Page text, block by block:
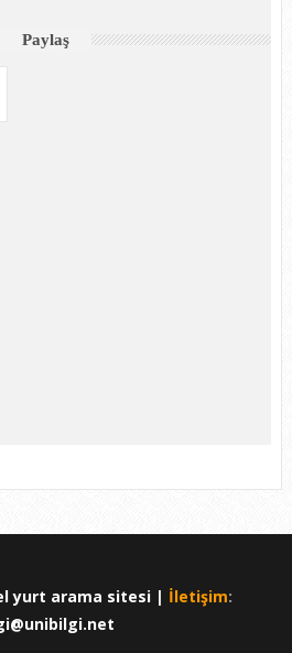
Paylaş
yurt arama sitesi | İletişim: